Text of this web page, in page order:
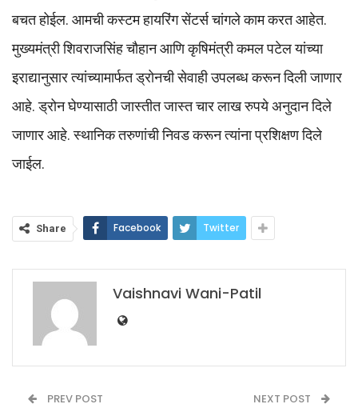
बचत होईल. आमची कस्टम हायरिंग सेंटर्स चांगले काम करत आहेत.
मुख्यमंत्री शिवराजसिंह चौहान आणि कृषिमंत्री कमल पटेल यांच्या
इराद्यानुसार त्यांच्यामार्फत ड्रोनची सेवाही उपलब्ध करून दिली जाणार
आहे. ड्रोन घेण्यासाठी जास्तीत जास्त चार लाख रुपये अनुदान दिले
जाणार आहे. स्थानिक तरुणांची निवड करून त्यांना प्रशिक्षण दिले
जाईल.
Share Facebook Twitter
Vaishnavi Wani-Patil
PREV POST NEXT POST